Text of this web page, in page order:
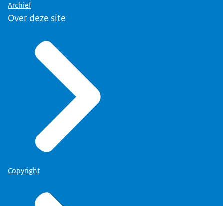
Archief
Over deze site
Copyright